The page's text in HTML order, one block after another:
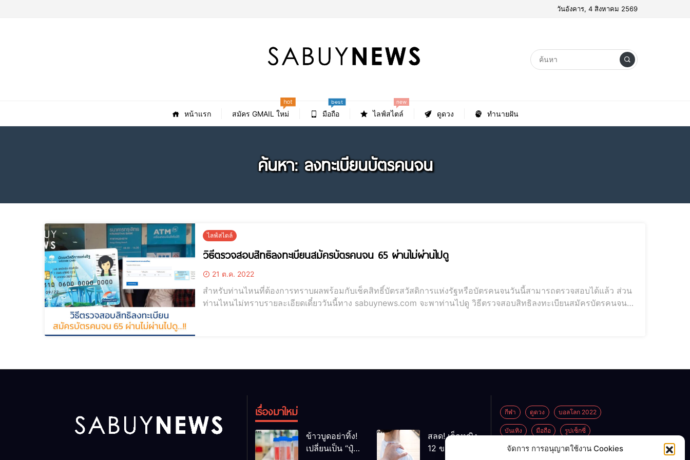
จัดการ การอนุญาตใช้งาน Cookies
วันอังคาร, 4 สิงหาคม 2569
หน้าแรก สมัคร GMAIL ใหม่
hot
มือถือ
best
ไลฟ์สไตล์
new
ดูดวง ทำนายฝัน
ค้นหา: ลงทะเบียนบัตรคนจน
ไลฟ์สไตล์
วิธีตรวจสอบสิทธิลงทะเบียนสมัครบัตรคนจน 65 ผ่านไม่ผ่านไปดู
21 ต.ค. 2022
สำหรับท่านไหนที่ต้องการทราบผลพร้อมกับเช็คสิทธิ์บัตรสวัสดิการแห่งรัฐหรือบัตรคนจนวันนี้สามารถตรวจสอบได้แล้ว ส่วน
ท่านไหนไม่ทราบรายละเอียดเดี๋ยววันนี้ทาง sabuynews.com จะพาท่านไปดู วิธีตรวจสอบสิทธิลงทะเบียนสมัครบัตรคนจน
เรื่องมาใหม่
ข้าวบูดอย่าทิ้ง!
เปลี่ยนเป็น “ปุ๋ย
สลด! เด็กหญิง
12 ขวบ ถูกพ่อ
กีฬา ดูดวง บอลโลก 2022
บันเทิง มือถือ รูปเซ็กซี่
ไลฟ์สไตล์